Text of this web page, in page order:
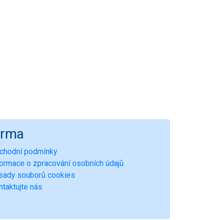
podmínky
o zpracování osobních údajů
souborů cookies
nás